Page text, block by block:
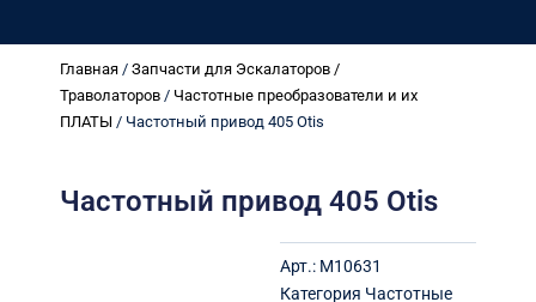
Главная / Запчасти для Эскалаторов /
Траволаторов / Частотные преобразователи и их
ПЛАТЫ / Частотный привод 405 Otis
Частотный привод 405 Otis
Арт.: M10631
Категория Частотные